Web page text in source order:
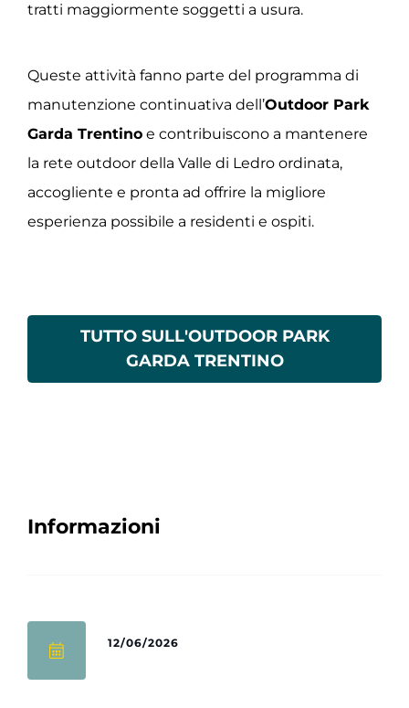
tratti maggiormente soggetti a usura.
Queste attività fanno parte del programma di
manutenzione continuativa dell’Outdoor Park
Garda Trentino e contribuiscono a mantenere
la rete outdoor della Valle di Ledro ordinata,
accogliente e pronta ad offrire la migliore
esperienza possibile a residenti e ospiti.
TUTTO SULL'OUTDOOR PARK
GARDA TRENTINO
Informazioni
12/06/2026